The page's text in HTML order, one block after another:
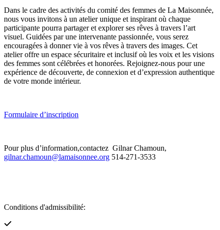
Dans le cadre des activités du comité des femmes de La Maisonnée,
nous vous invitons à un atelier unique et inspirant où chaque
participante pourra partager et explorer ses rêves à travers l’art
visuel. Guidées par une intervenante passionnée, vous serez
encouragées à donner vie à vos rêves à travers des images. Cet
atelier offre un espace sécuritaire et inclusif où les voix et les visions
des femmes sont célébrées et honorées. Rejoignez-nous pour une
expérience de découverte, de connexion et d’expression authentique
de votre monde intérieur.
Formulaire d’inscription
Pour plus d’information,contactez Gilnar Chamoun,
gilnar.chamoun@lamaisonnee.org 514-271-3533
Conditions d'admissibilité: